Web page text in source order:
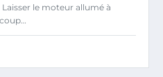
le moteur allumé à